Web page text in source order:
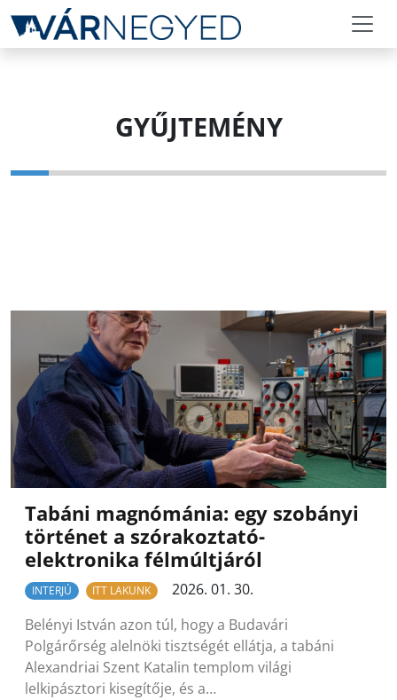
GYŰJTEMÉNY
Tabáni magnómánia: egy szobányi
történet a szórakoztató-
elektronika félmúltjáról
INTERJÚ ITT LAKUNK
2026. 01. 30.
Belényi István azon túl, hogy a Budavári
Polgárőrség alelnöki tisztségét ellátja, a tabáni
Alexandriai Szent Katalin templom világi
lelkipásztori kisegítője, és a…